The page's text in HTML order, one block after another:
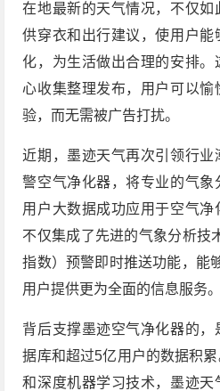
在地最新的天气情况，不仅如
供穿衣和出行建议，使用户能
化，为生活做出合理的安排
心收集整理发布，用户可以
验，而无需被广告打扰。
近期，墨迹天气再次引领行业
警空气净化器，将专业的气象
用户大数据成功应用于空气
不仅集成了先进的气象分析技
指数）预警即时推送功能，能
用户提供更为全面的信息服务。
背后支撑墨迹空气净化器的
据库和超过5亿用户的数据积
和深度机器学习技术，墨迹天